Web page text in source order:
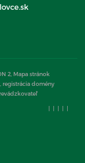
2, Mapa stránok
registrácia domény